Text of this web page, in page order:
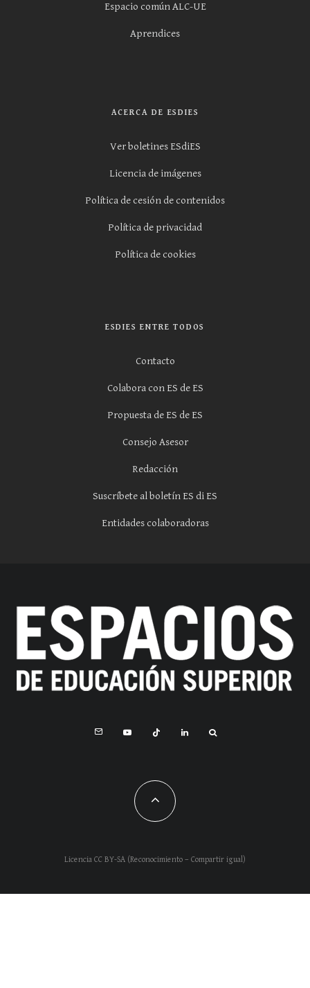
Espacio común ALC-UE
Aprendices
ACERCA DE ESDIES
Ver boletines ESdiES
Licencia de imágenes
Política de cesión de contenidos
Política de privacidad
Política de cookies
ESDIES ENTRE TODOS
Contacto
Colabora con ES de ES
Propuesta de ES de ES
Consejo Asesor
Redacción
Suscríbete al boletín ES di ES
Entidades colaboradoras
Licencia CC BY-SA (Reconocimiento – Compartir igual)